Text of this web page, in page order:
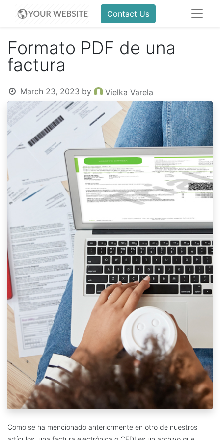
Contact Us
Formato PDF de una
factura
March 23, 2023 by Vielka Varela
Como se ha mencionado anteriormente en otro de nuestros